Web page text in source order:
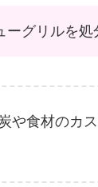
ーグリルを処
や食材のカ